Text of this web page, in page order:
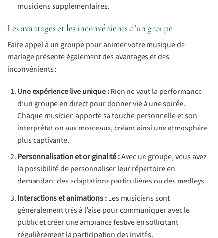
musiciens supplémentaires.
Les avantages et les inconvénients d’un groupe
Faire appel à un groupe pour animer votre musique de
mariage présente également des avantages et des
inconvénients :
Une expérience live unique :Rien ne vaut la performance
d’un groupe en direct pour donner vie à une soirée.
Chaque musicien apporte sa touche personnelle et son
interprétation aux morceaux, créant ainsi une atmosphère
plus captivante.
Personnalisation et originalité :Avec un groupe, vous avez
la possibilité de personnaliser leur répertoire en
demandant des adaptations particulières ou des medleys.
Interactions et animations :Les musiciens sont
généralement très à l’aise pour communiquer avec le
public et créer une ambiance festive en sollicitant
régulièrement la participation des invités.